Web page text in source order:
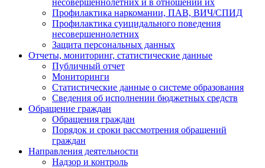
несовершеннолетних и в отношении их
Профилактика наркомании, ПАВ, ВИЧ/СПИД
Профилактика суицидального поведения
несовершеннолетних
Защита персональных данных
Отчеты, мониторинг, статистические данные
Публичный отчет
Мониторинги
Статистические данные о системе образования
Сведения об исполнении бюджетных средств
Обращение граждан
Обращения граждан
Порядок и сроки рассмотрения обращений
граждан
Направления деятельности
Надзор и контроль